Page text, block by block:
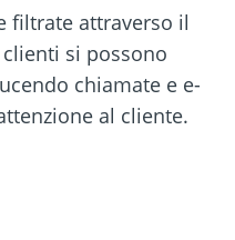
filtrate attraverso il
si possono
chiamate e e-
al cliente.